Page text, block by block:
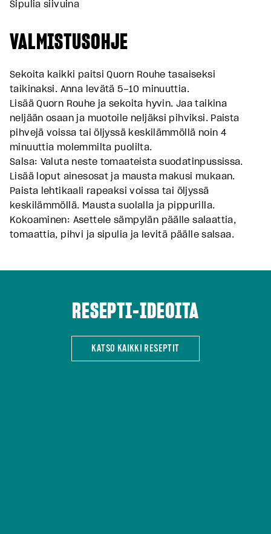
Sipulia siivuina
VALMISTUSOHJE
Sekoita kaikki paitsi Quorn Rouhe tasaiseksi
taikinaksi. Anna levätä 5–10 minuuttia.
Lisää Quorn Rouhe ja sekoita hyvin. Jaa taikina
neljään osaan ja muotoile neljäksi pihviksi. Paista
pihvejä voissa tai öljyssä keskilämmöllä noin 4
minuuttia molemmilta puolilta.
Salsa: Valuta neste tomaateista suodatinpussissa.
Lisää loput ainesosat ja mausta makusi mukaan.
Paista lehtikaali rapeaksi voissa tai öljyssä
keskilämmöllä. Mausta suolalla ja pippurilla.
Kokoaminen: Asettele sämpylän päälle salaattia,
tomaattia, pihvi ja sipulia ja levitä päälle salsaa.
RESEPTI-IDEOITA
KATSO KAIKKI RESEPTIT